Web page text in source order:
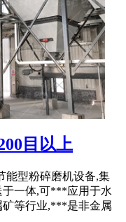
目以上
能型粉碎磨机设备,集
于一体,可***应用于水
矿等行业,***是非金属